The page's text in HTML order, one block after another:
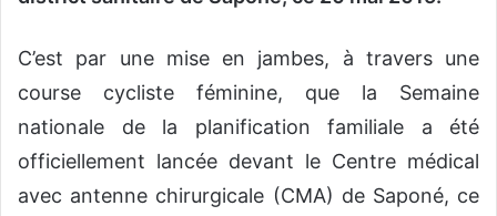
C’est par une mise en jambes, à travers une
course cycliste féminine, que la Semaine
nationale de la planification familiale a été
officiellement lancée devant le Centre médical
avec antenne chirurgicale (CMA) de Saponé, ce